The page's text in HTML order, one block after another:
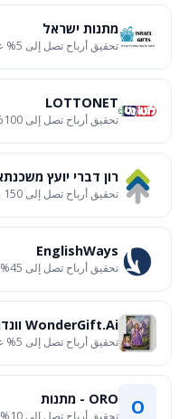
מתנות ישראל
تحقيق أرباح تصل إلى 5% عمولة لكل إحالة ناجحة
LOTTONET
تحقيق أرباح تصل إلى 100% عمولة لكل إحالة ناجحة
רון דברי יועץ משכנתאות
تحقيق أرباح تصل إلى 150 شيكل عمولة لكل إحالة ناجحة
EnglishWays
تحقيق أرباح تصل إلى 45% عمولة لكل إحالة ناجحة
WonderGift.ai וונדרגיפט
تحقيق أرباح تصل إلى 5% عمولة لكل إحالة ناجحة
ORO - מתנות
تحقيق أرباح تصل إلى 10% عمولة لكل إحالة ناجحة